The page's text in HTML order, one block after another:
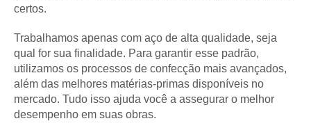
certos.
Trabalhamos apenas com aço de alta qualidade, seja
qual for sua finalidade. Para garantir esse padrão,
utilizamos os processos de confecção mais avançados,
além das melhores matérias-primas disponíveis no
mercado. Tudo isso ajuda você a assegurar o melhor
desempenho em suas obras.